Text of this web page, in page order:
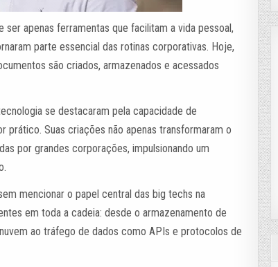
apenas ferramentas que facilitam a vida pessoal,
parte essencial das rotinas corporativas. Hoje,
são criados, armazenados e acessados
se destacaram pela capacidade de
Suas criações não apenas transformaram o
por grandes corporações, impulsionando um
mencionar o papel central das big techs na
em toda a cadeia: desde o armazenamento de
ao tráfego de dados como APIs e protocolos de